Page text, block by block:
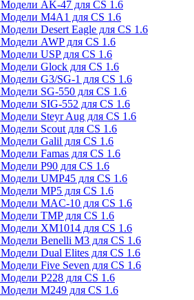
Модели AK-47 для CS 1.6
Модели M4A1 для CS 1.6
Модели Desert Eagle для CS 1.6
Модели AWP для CS 1.6
Модели USP для CS 1.6
Модели Glock для CS 1.6
Модели G3/SG-1 для CS 1.6
Модели SG-550 для CS 1.6
Модели SIG-552 для CS 1.6
Модели Steyr Aug для CS 1.6
Модели Scout для CS 1.6
Модели Galil для CS 1.6
Модели Famas для CS 1.6
Модели P90 для CS 1.6
Модели UMP45 для CS 1.6
Модели MP5 для CS 1.6
Модели MAC-10 для CS 1.6
Модели TMP для CS 1.6
Модели XM1014 для CS 1.6
Модели Benelli M3 для CS 1.6
Модели Dual Elites для CS 1.6
Модели Five Seven для CS 1.6
Модели P228 для CS 1.6
Модели M249 для CS 1.6